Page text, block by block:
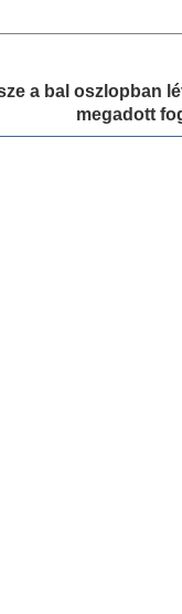
a bal oszlopban
megadott